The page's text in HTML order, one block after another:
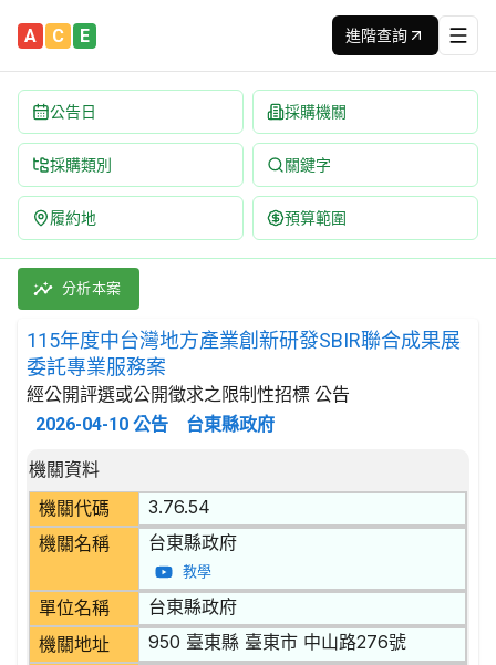
A C E 進階查詢
公告日 採購機關
採購類別 關鍵字
履約地 預算範圍
115年度中台灣地方產業創新研發SBIR聯合成果展委託專業
採購類別：勞務類 政府行政服務 | 招標方式：經公開評選
分析本案
115年度中台灣地方產業創新研發SBIR聯合成果展
委託專業服務案
經公開評選或公開徵求之限制性招標 公告
2026-04-10 公告 台東縣政府
招標公告詳細內容
機關資料
機關代碼
3.76.54
機關名稱 台東縣政府
教學
單位名稱 台東縣政府
機關地址 950 臺東縣 臺東市 中山路276號